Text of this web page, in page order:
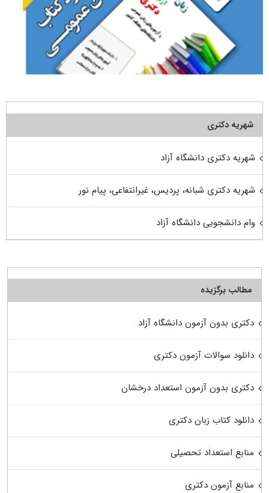
شهریه دکتری
شهریه دکتری دانشگاه آزاد
شهریه دکتری شبانه، پردیس، غیرانتفاعی، پیام نور
وام دانشجویی دانشگاه آزاد
مطالب برگزیده
دکتری بدون آزمون دانشگاه آزاد
دانلود سوالات آزمون دکتری
دکتری بدون آزمون استعداد درخشان
دانلود کتاب زبان دکتری
منابع استعداد تحصیلی
منابع آزمون دکتری